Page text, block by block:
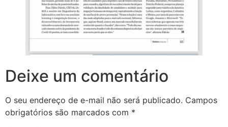
Deixe um comentário
O seu endereço de e-mail não será publicado. Campos
obrigatórios são marcados com *